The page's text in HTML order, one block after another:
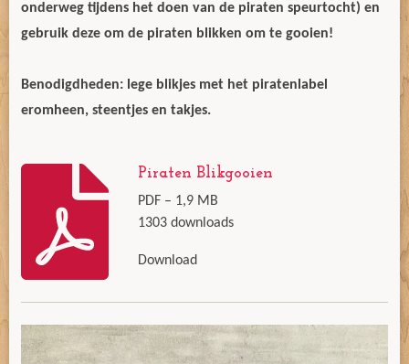
onderweg tijdens het doen van de piraten speurtocht) en
gebruik deze om de piraten blikken om te gooien!
Benodigdheden: lege blikjes met het piratenlabel
eromheen, steentjes en takjes.
Piraten Blikgooien
PDF – 1,9 MB
1303 downloads
Download